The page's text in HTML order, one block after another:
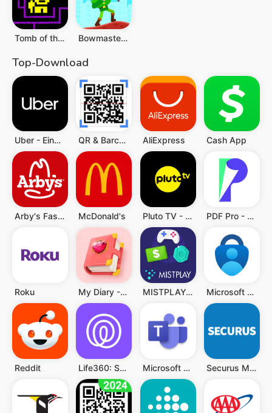
Tomb of the Mask Bowmasters: Archery Shooting
Top-Download
Uber - Eine Fahrt bestellen QR & Barcode Scanner (Deutsch) AliExpress Cash App
Arby's Fast Food Sandwiches McDonald's Pluto TV - TV, Filme & Serien PDF Pro - Reader & Maker
Roku My Diary - Diary With Lock MISTPLAY: Spiele für Belohnung Microsoft Authenticator
Reddit Life360: Standort teilen Microsoft Teams Securus Mobile